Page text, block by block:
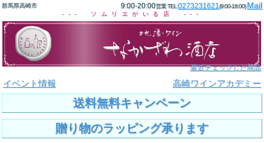
群馬県高崎市 9:00-20:00営業 TEL:0273231621(9:00-18:00)Mail
--- ソムリエがいる店 ---
最近チェックした商品
イベント情報 高崎ワインアカデミー
送料無料キャンペーン
贈り物のラッピング承ります